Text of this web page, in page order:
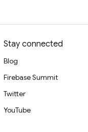
Stay connected
Blog
Firebase Summit
Twitter
YouTube